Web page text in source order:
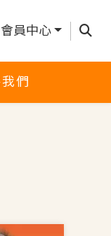
員中心 查詢
們